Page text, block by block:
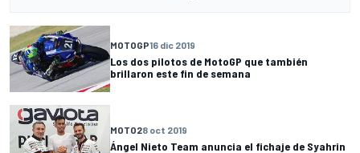
MOTOGP16 dic 2019
Los dos pilotos de MotoGP que también
brillaron este fin de semana
MOTO28 oct 2019
Ángel Nieto Team anuncia el fichaje de Syahrin